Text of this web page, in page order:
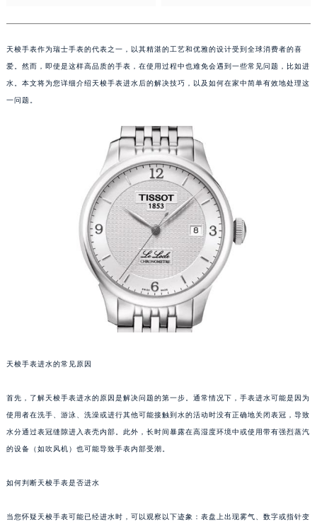
天梭手表作为瑞士手表的代表之一，以其精湛的工艺和优雅的设计受到全球消费者的喜
爱。然而，即使是这样高品质的手表，在使用过程中也难免会遇到一些常见问题，比如进
水。本文将为您详细介绍天梭手表进水后的解决技巧，以及如何在家中简单有效地处理这
一问题。
天梭手表进水的常见原因
首先，了解天梭手表进水的原因是解决问题的第一步。通常情况下，手表进水可能是因为
使用者在洗手、游泳、洗澡或进行其他可能接触到水的活动时没有正确地关闭表冠，导致
水分通过表冠缝隙进入表壳内部。此外，长时间暴露在高湿度环境中或使用带有强烈蒸汽
的设备（如吹风机）也可能导致手表内部受潮。
如何判断天梭手表是否进水
当您怀疑天梭手表可能已经进水时，可以观察以下迹象：表盘上出现雾气、数字或指针变